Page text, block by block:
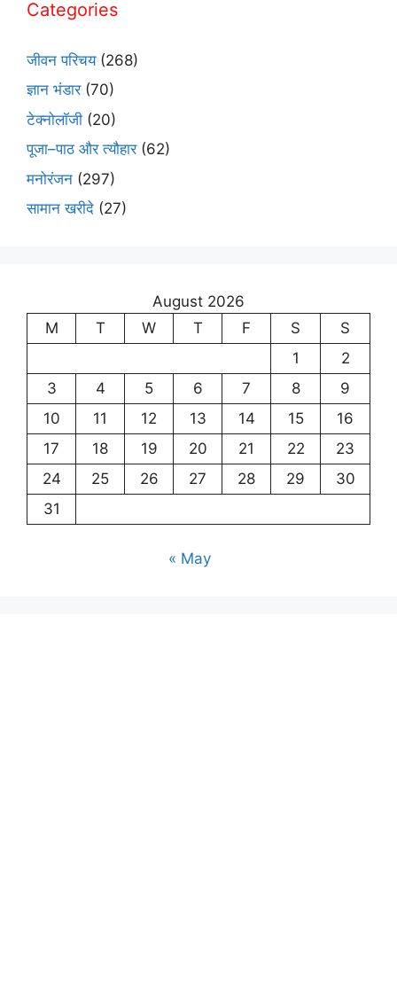
Categories
जीवन परिचय(268)
ज्ञान भंडार(70)
टेक्नोलॉजी (20)
पूजा–पाठ और त्यौहार(62)
मनोरंजन (297)
सामान खरीदे (27)
August 2026
M
T W T F S
S
1
2
3
4 5 6 7 8
9
10
11 12 13 14 15
16
17
18 19 20 21 22
23
24
25 26 27 28 29
30
31
« May